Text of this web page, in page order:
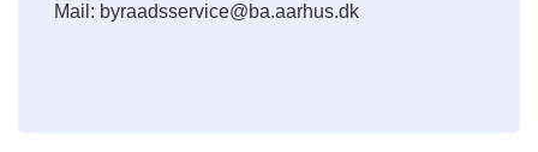
Mail: byraadsservice@ba.aarhus.dk